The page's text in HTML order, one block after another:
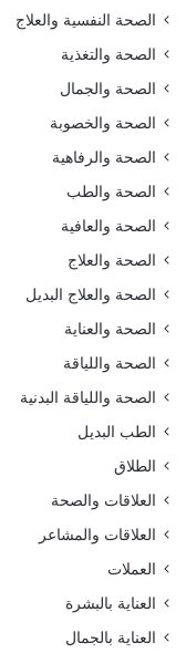
الصحة النفسية والعلاج
الصحة والتغذية
الصحة والجمال
الصحة والخصوبة
الصحة والرفاهية
الصحة والطب
الصحة والعافية
الصحة والعلاج
الصحة والعلاج البديل
الصحة والعناية
الصحة واللياقة
الصحة واللياقة البدنية
الطب البديل
الطلاق
العلاقات والصحة
العلاقات والمشاعر
العملات
العناية بالبشرة
العناية بالجمال